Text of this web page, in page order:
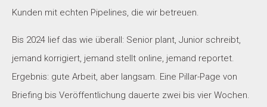
Kunden mit echten Pipelines, die wir betreuen.
Bis 2024 lief das wie überall: Senior plant, Junior schreibt,
jemand korrigiert, jemand stellt online, jemand reportet.
Ergebnis: gute Arbeit, aber langsam. Eine Pillar-Page von
Briefing bis Veröffentlichung dauerte zwei bis vier Wochen.